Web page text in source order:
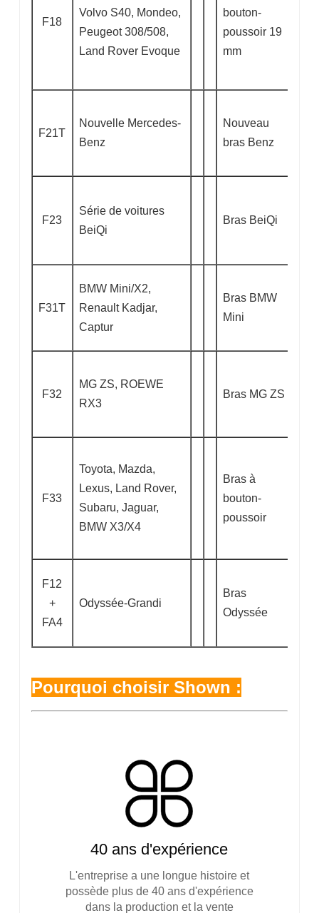
F18
Volvo S40, Mondeo,
Peugeot 308/508,
Land Rover Evoque
bouton-
poussoir 19
mm
F21T
Nouvelle Mercedes-
Benz
Nouveau
bras Benz
F23
Série de voitures
BeiQi
Bras BeiQi
F31T
BMW Mini/X2,
Renault Kadjar,
Captur
Bras BMW
Mini
F32
MG ZS, ROEWE
RX3
Bras MG ZS
F33
Toyota, Mazda,
Lexus, Land Rover,
Subaru, Jaguar,
BMW X3/X4
Bras à
bouton-
poussoir
F12
+
FA4
Odyssée-Grandi
Bras
Odyssée
Pourquoi choisir Shown :
40 ans d'expérience
L'entreprise a une longue histoire et
possède plus de 40 ans d'expérience
dans la production et la vente